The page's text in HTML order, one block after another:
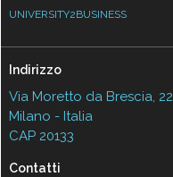
UNIVERSITY2BUSINESS
Indirizzo
Via Moretto da Brescia, 22
Milano - Italia
CAP 20133
Contatti